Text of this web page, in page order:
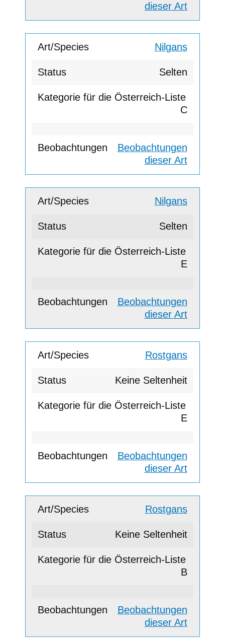
dieser Art
Nilgans
Selten
C
Beobachtungen
dieser Art
Nilgans
Selten
E
Beobachtungen
dieser Art
Rostgans
Keine Seltenheit
E
Beobachtungen
dieser Art
Rostgans
Keine Seltenheit
B
Beobachtungen
dieser Art